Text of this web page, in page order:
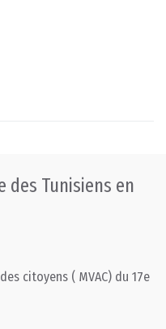
des Tunisiens en
citoyens ( MVAC) du 17e